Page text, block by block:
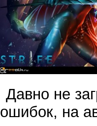
Давно не
ошибок, на